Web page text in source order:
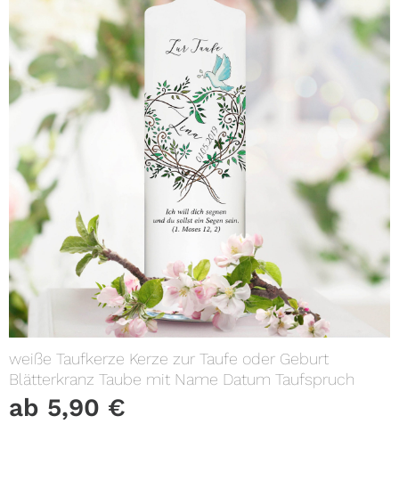
weiße Taufkerze Kerze zur Taufe oder Geburt
Blätterkranz Taube mit Name Datum Taufspruch
ab 5,90 €